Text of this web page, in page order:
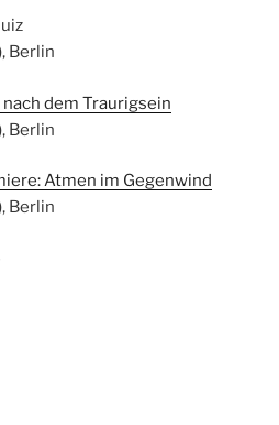
Berlin
dem Traurigsein
Berlin
Atmen im Gegenwind
Berlin